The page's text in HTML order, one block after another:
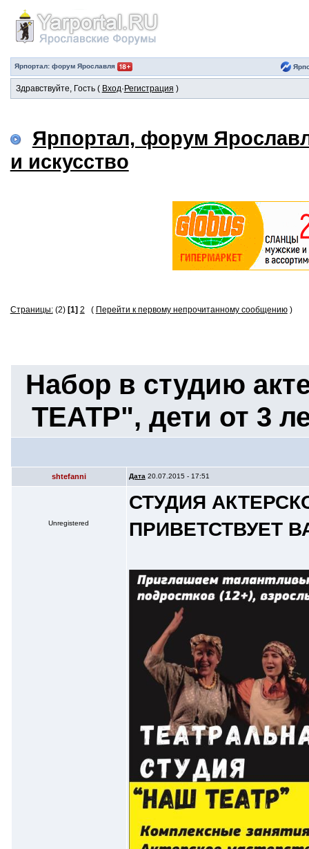
Ярпортал: форум Ярославля
Здравствуйте, Гость ( Вход· Регистрация )
Ярпортал, форум
и искусство
Страницы:(2) [1] 2 ( Перейти к первому непрочитанному сообщению)
Набор в студию
ТЕАТР", дети от 3
shtefanni Дата 20.07.2015 - 17:51
Unregistered
СТУДИЯ
ПРИВЕТСТВУЕТ